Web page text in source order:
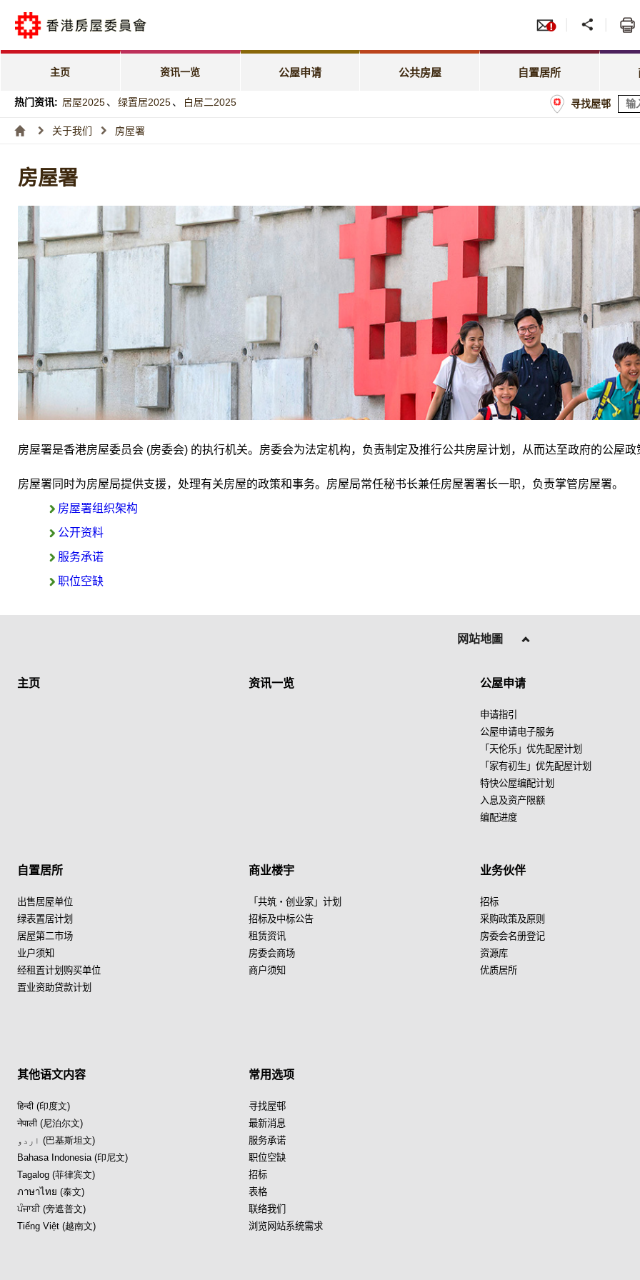
主页 资讯一览 公屋申请
「天伦乐」优先配屋计划
公共房屋
租金相关事宜 自置居所
绿表置居计划
居屋第二市场
招
房委
热门资讯: 居屋2025、 绿置居2025、 白居二2025 寻找屋邨
关于我们 房屋署
房屋署
房屋署是香港房屋委员会 (房委会) 的执行机关。房委会为法定机构，负责制定及推行公共房屋计划，从而达至政府的公屋政
房屋署同时为房屋局提供支援，处理有关房屋的政策和事务。房屋局常任秘书长兼任房屋署署长一职，负责掌管房屋署。
房屋署组织架构
公开资料
服务承诺
职位空缺
网站地圖
主页 资讯一览 公屋申请
申请指引
公屋申请电子服务
「天伦乐」优先配屋计划
「家有初生」优先配屋计划
特快公屋编配计划
入息及资产限额
编配进度
自置居所
出售居屋单位
绿表置居计划
居屋第二市场
业户须知
经租置计划购买单位
置业资助贷款计划
商业楼宇
「共筑・创业家」计划
招标及中标公告
租赁资讯
房委会商场
商户须知
业务伙伴
招标
采购政策及原则
房委会名册登记
资源库
优质居所
其他语文内容
हिन्दी (印度文)
नेपाली (尼泊尔文)
اردو (巴基斯坦文)
Bahasa Indonesia (印尼文)
Tagalog (菲律宾文)
ภาษาไทย (泰文)
ਪੰਜਾਬੀ (旁遮普文)
Tiếng Việt (越南文)
常用选项
寻找屋邨
最新消息
服务承诺
职位空缺
招标
表格
联络我们
浏览网站系统需求